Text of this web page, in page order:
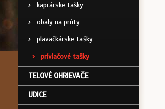
›
kaprárske tašky
›
obaly na prúty
›
plavačkárske tašky
›
prívlačové tašky
TELOVÉ OHRIEVAČE
UDICE